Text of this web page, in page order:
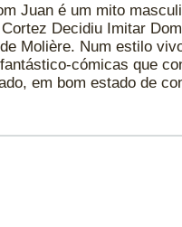
Juan é um mito
Decidiu Imitar
Molière. Num estilo
cómicas que
em bom estado de